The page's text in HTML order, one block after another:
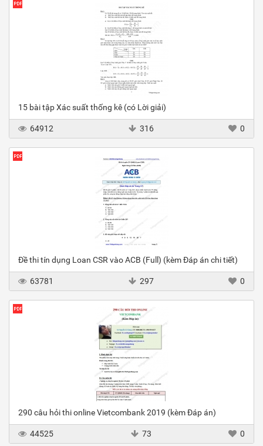
15 bài tập Xác suất thống kê (có Lời giải)
64912 316 0
Đề thi tín dụng Loan CSR vào ACB (Full) (kèm Đáp án chi tiết)
63781 297 0
290 câu hỏi thi online Vietcombank 2019 (kèm Đáp án)
44525 73 0